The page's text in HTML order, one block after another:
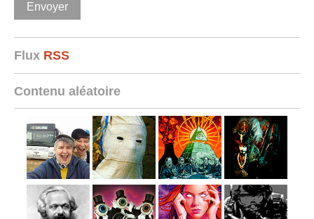
Flux RSS
Contenu aléatoire